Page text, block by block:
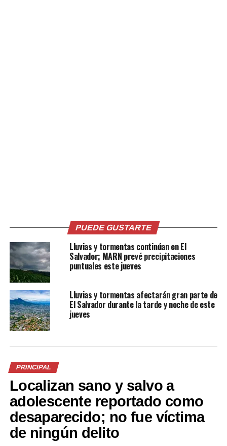
Foto: @ogiron
PUEDE GUSTARTE
Lluvias y tormentas continúan en El
Salvador; MARN prevé precipitaciones
puntuales este jueves
Lluvias y tormentas afectarán gran parte de
El Salvador durante la tarde y noche de este
jueves
PRINCIPAL
Localizan sano y salvo a
adolescente reportado como
desaparecido; no fue víctima
de ningún delito